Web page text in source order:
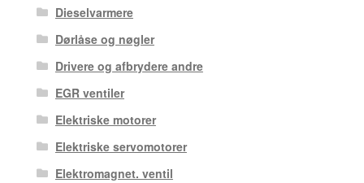
Dieselvarmere
Dørlåse og nøgler
Drivere og afbrydere andre
EGR ventiler
Elektriske motorer
Elektriske servomotorer
Elektromagnet. ventil